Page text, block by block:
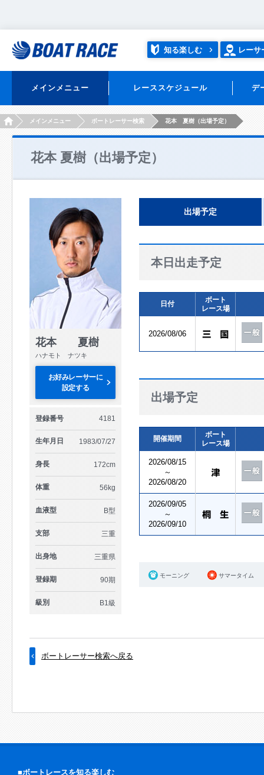
知る楽しむ レーサ
メインメニュー レーススケジュール デ
HOMEメインメニュー ボートレーサー検索 花本 夏樹（出場予定）
花本 夏樹（出場予定）
花本 夏樹
ハナモト ナツキ
お好みレーサーに
設定する
登録番号 4181
生年月日 1983/07/27
身長 172cm
体重 56kg
血液型 B型
支部 三重
出身地 三重県
登録期 90期
級別 B1級
出場予定
本日出走予定
日付
ボート
レース場
2026/08/06
出場予定
開催期間
ボート
レース場
2026/08/15
～
2026/08/20
2026/09/05
～
2026/09/10
モーニング サマータイム
ボートレーサー検索へ戻る
■ボートレースを知る楽しむ